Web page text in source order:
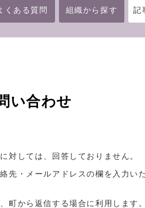
くある質問 組織から探す 記
い合わせ
対しては、回答しておりません。
先・メールアドレスの欄を入力
町から返信する場合に利用します。